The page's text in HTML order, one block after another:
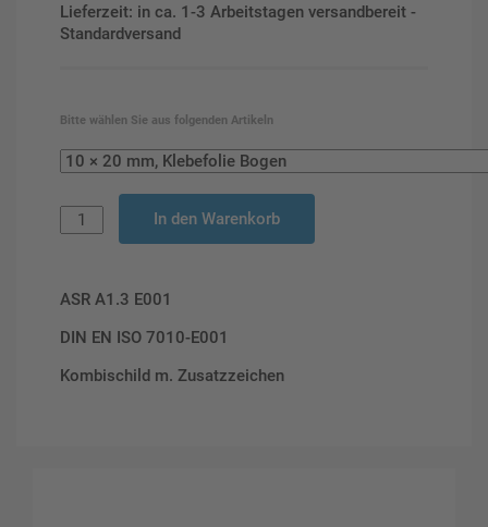
Lieferzeit: in ca. 1-3 Arbeitstagen versandbereit -
Standardversand
Bitte wählen Sie aus folgenden Artikeln
In den Warenkorb
ASR A1.3 E001
DIN EN ISO 7010-E001
Kombischild m. Zusatzzeichen